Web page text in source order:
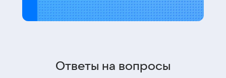
Ответы на вопросы